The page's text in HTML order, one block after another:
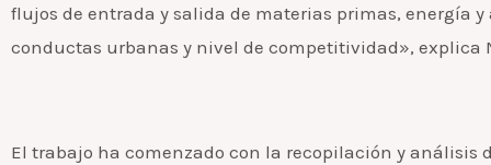
flujos de entrada y salida de materias primas, energía
conductas urbanas y nivel de competitividad», explica
El trabajo ha comenzado con la recopilación y análisis